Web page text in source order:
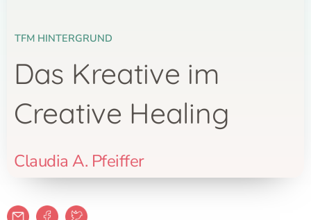
TFM HINTERGRUND
Das Kreative im
Creative Healing
Claudia A. Pfeiffer